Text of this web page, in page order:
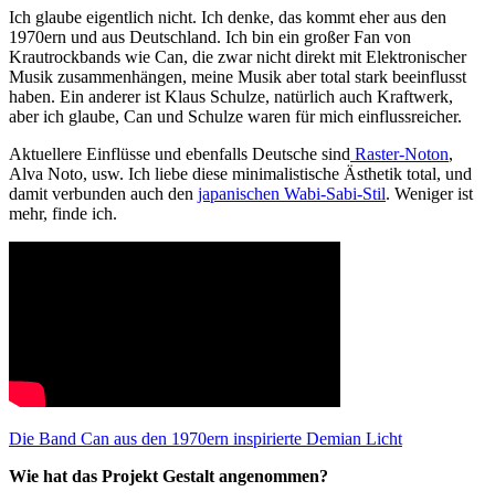
Ich glaube eigentlich nicht. Ich denke, das kommt eher aus den
1970ern und aus Deutschland. Ich bin ein großer Fan von
Krautrockbands wie Can, die zwar nicht direkt mit Elektronischer
Musik zusammenhängen, meine Musik aber total stark beeinflusst
haben. Ein anderer ist Klaus Schulze, natürlich auch Kraftwerk,
aber ich glaube, Can und Schulze waren für mich einflussreicher.
Aktuellere Einflüsse und ebenfalls Deutsche sind Raster-Noton,
Alva Noto, usw. Ich liebe diese minimalistische Ästhetik total, und
damit verbunden auch den japanischen Wabi-Sabi-Stil. Weniger ist
mehr, finde ich.
Die Band Can aus den 1970ern inspirierte Demian Licht
Wie hat das Projekt Gestalt angenommen?